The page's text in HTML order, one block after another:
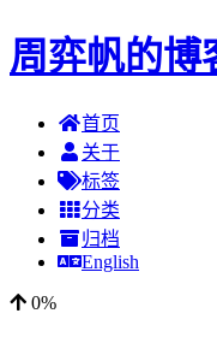
周弈帆的博
首页
关于
标签
分类
归档
English
0%